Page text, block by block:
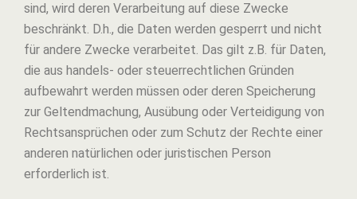
sind, wird deren Verarbeitung auf diese Zwecke
beschränkt. D.h., die Daten werden gesperrt und nicht
für andere Zwecke verarbeitet. Das gilt z.B. für Daten,
die aus handels- oder steuerrechtlichen Gründen
aufbewahrt werden müssen oder deren Speicherung
zur Geltendmachung, Ausübung oder Verteidigung von
Rechtsansprüchen oder zum Schutz der Rechte einer
anderen natürlichen oder juristischen Person
erforderlich ist.